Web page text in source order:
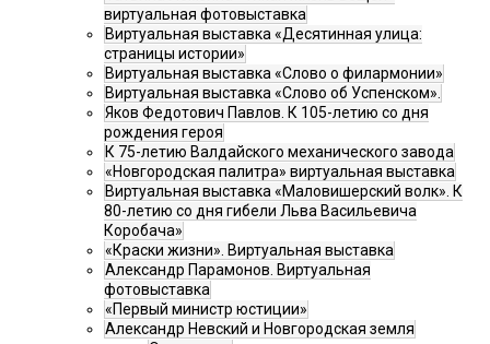
виртуальная фотовыставка
Виртуальная выставка «Десятинная улица:
страницы истории»
Виртуальная выставка «Слово о филармонии»
Виртуальная выставка «Слово об Успенском».
Яков Федотович Павлов. К 105-летию со дня
рождения героя
К 75-летию Валдайского механического завода
«Новгородская палитра» виртуальная выставка
Виртуальная выставка «Маловишерский волк». К
80-летию со дня гибели Льва Васильевича
Коробача»
«Краски жизни». Виртуальная выставка
Александр Парамонов. Виртуальная
фотовыставка
«Первый министр юстиции»
Александр Невский и Новгородская земля